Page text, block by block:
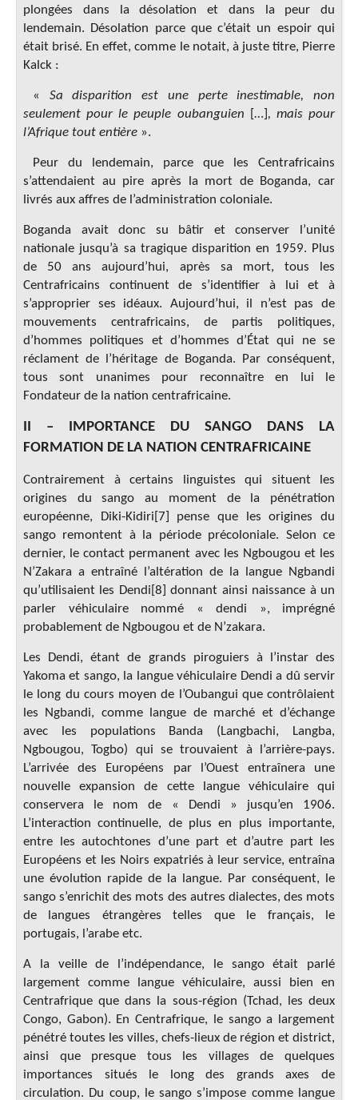
plongées dans la désolation et dans la peur du
lendemain. Désolation parce que c’était un espoir qui
était brisé. En effet, comme le notait, à juste titre, Pierre
Kalck :
«
Sa disparition est une perte inestimable, non
seulement pour le peuple oubanguien
[…] , mais pour
l’Afrique tout entière ».
Peur du lendemain, parce que les Centrafricains
s’attendaient au pire après la mort de Boganda, car
livrés aux affres de l’administration coloniale.
Boganda avait donc su bâtir et conserver l’unité
nationale jusqu’à sa tragique disparition en 1959. Plus
de 50 ans aujourd’hui, après sa mort, tous les
Centrafricains continuent de s’identifier à lui et à
s’approprier ses idéaux. Aujourd’hui, il n’est pas de
mouvements centrafricains, de partis politiques,
d’hommes politiques et d’hommes d’État qui ne se
réclament de l’héritage de Boganda. Par conséquent,
tous sont unanimes pour reconnaître en lui le
Fondateur de la nation centrafricaine.
II – IMPORTANCE DU SANGO DANS LA
FORMATION DE LA NATION CENTRAFRICAINE
Contrairement à certains linguistes qui situent les
origines du sango au moment de la pénétration
européenne, Diki-Kidiri[7] pense que les origines du
sango remontent à la période précoloniale. Selon ce
dernier, le contact permanent avec les Ngbougou et les
N’Zakara a entraîné l’altération de la langue Ngbandi
qu’utilisaient les Dendi[8] donnant ainsi naissance à un
parler véhiculaire nommé « dendi », imprégné
probablement de Ngbougou et de N’zakara.
Les Dendi, étant de grands piroguiers à l’instar des
Yakoma et sango, la langue véhiculaire Dendi a dû servir
le long du cours moyen de l’Oubangui que contrôlaient
les Ngbandi, comme langue de marché et d’échange
avec les populations Banda (Langbachi, Langba,
Ngbougou, Togbo) qui se trouvaient à l’arrière-pays.
L’arrivée des Européens par l’Ouest entraînera une
nouvelle expansion de cette langue véhiculaire qui
conservera le nom de « Dendi » jusqu’en 1906.
L’interaction continuelle, de plus en plus importante,
entre les autochtones d’une part et d’autre part les
Européens et les Noirs expatriés à leur service, entraîna
une évolution rapide de la langue. Par conséquent, le
sango s’enrichit des mots des autres dialectes, des mots
de langues étrangères telles que le français, le
portugais, l’arabe etc.
A la veille de l’indépendance, le sango était parlé
largement comme langue véhiculaire, aussi bien en
Centrafrique que dans la sous-région (Tchad, les deux
Congo, Gabon). En Centrafrique, le sango a largement
pénétré toutes les villes, chefs-lieux de région et district,
ainsi que presque tous les villages de quelques
importances situés le long des grands axes de
circulation. Du coup, le sango s’impose comme langue